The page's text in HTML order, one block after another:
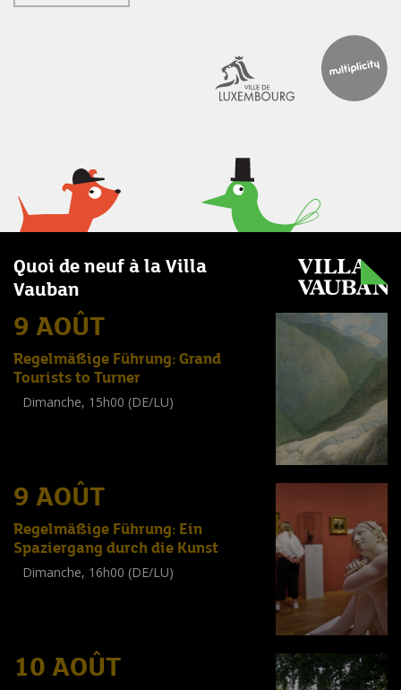
Quoi de neuf à la Villa
Vauban
9 AOÛT
Regelmäßige Führung: Grand
Tourists to Turner
Dimanche, 15h00 (DE/LU)
9 AOÛT
Regelmäßige Führung: Ein
Spaziergang durch die Kunst
Dimanche, 16h00 (DE/LU)
10 AOÛT